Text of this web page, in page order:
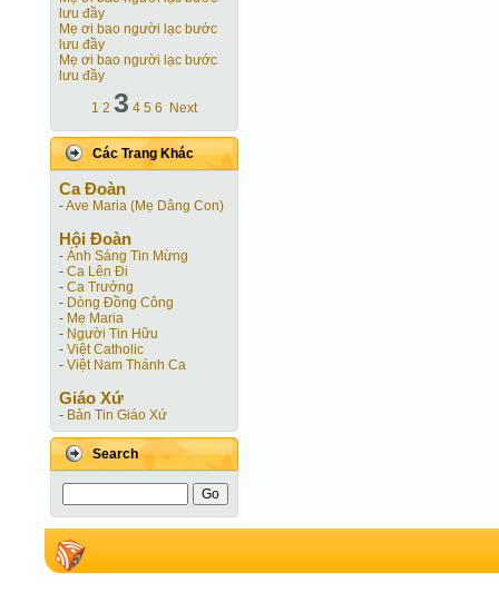
lưu đầy
Mẹ ơi bao người lạc bước
lưu đầy
Mẹ ơi bao người lạc bước
lưu đầy
1 2 3 4 5 6 Next
Các Trang Khác
Ca Ðoàn
-Ave Maria (Mẹ Dâng Con)
Hội Ðoàn
- Ánh Sáng Tin Mừng
- Ca Lên Đi
- Ca Trưởng
- Dòng Đồng Công
- Mẹ Maria
- Người Tin Hữu
- Việt Catholic
- Việt Nam Thánh Ca
Giáo Xứ
- Bản Tin Giáo Xứ
Search